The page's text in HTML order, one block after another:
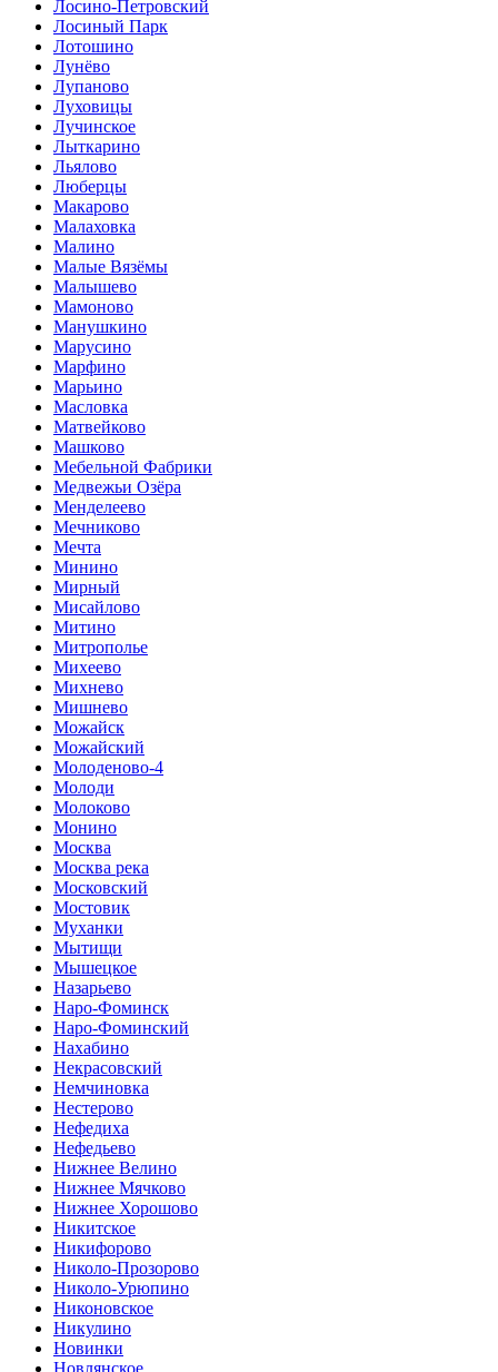
Лосино-Петровский
Лосиный Парк
Лотошино
Лунёво
Лупаново
Луховицы
Лучинское
Лыткарино
Льялово
Люберцы
Макарово
Малаховка
Малино
Малые Вязёмы
Малышево
Мамоново
Манушкино
Марусино
Марфино
Марьино
Масловка
Матвейково
Машково
Мебельной Фабрики
Медвежьи Озёра
Менделеево
Мечниково
Мечта
Минино
Мирный
Мисайлово
Митино
Митрополье
Михеево
Михнево
Мишнево
Можайск
Можайский
Молоденово-4
Молоди
Молоково
Монино
Москва
Москва река
Московский
Мостовик
Муханки
Мытищи
Мышецкое
Назарьево
Наро-Фоминск
Наро-Фоминский
Нахабино
Некрасовский
Немчиновка
Нестерово
Нефедиха
Нефедьево
Нижнее Велино
Нижнее Мячково
Нижнее Хорошово
Никитское
Никифорово
Николо-Прозорово
Николо-Урюпино
Никоновское
Никулино
Новинки